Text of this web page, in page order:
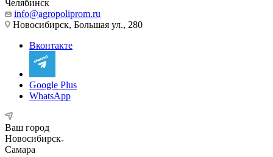
Челябинск
info@agropoliprom.ru
Новосибирск, Большая ул., 280
Вконтакте
Google Plus
WhatsApp
Ваш город
Новосибирск
Самара